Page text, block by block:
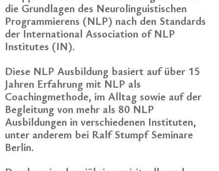
die Grundlagen des Neurolinguistischen
Programmierens (NLP) nach den Standards
der International Association of NLP
Institutes (IN).
Diese NLP Ausbildung basiert auf über 15
Jahren Erfahrung mit NLP als
Coachingmethode, im Alltag sowie auf der
Begleitung von mehr als 80 NLP
Ausbildungen in verschiedenen Instituten,
unter anderem bei Ralf Stumpf Seminare
Berlin.